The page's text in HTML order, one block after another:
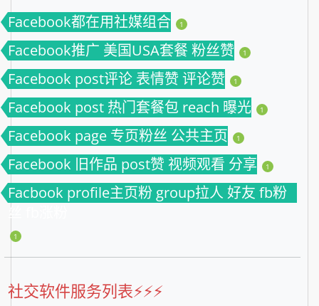
Facebook都在用社媒组合 1
Facebook推广 美国USA套餐 粉丝赞 1
Facebook post评论 表情赞 评论赞 1
Facebook post 热门套餐包 reach 曝光 1
Facebook page 专页粉丝 公共主页 1
Facebook 旧作品 post赞 视频观看 分享 1
Facbook profile主页粉 group拉人 好友 fb粉
丝 fb涨粉
1
社交软件服务列表⚡️⚡️⚡️